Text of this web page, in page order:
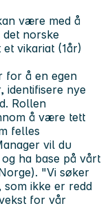
være med å
det norske
vikariat (1år)
for å en egen
identifisere nye
Rollen
å være tett
felles
vil du
ha base på vårt
"Vi søker
som ikke er redd
for vår